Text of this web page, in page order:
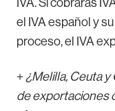
el IVA español y
proceso, el IVA
+ ¿Melilla, Ceuta
de exportaciones